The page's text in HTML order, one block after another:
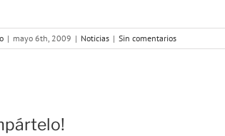
| mayo 6th, 2009 | Noticias | Sin comentarios